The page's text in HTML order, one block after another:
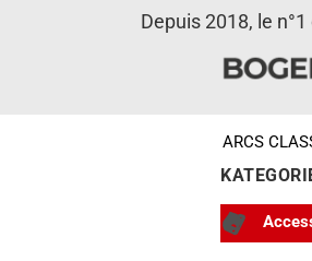
Depuis 2018, le
ARCS